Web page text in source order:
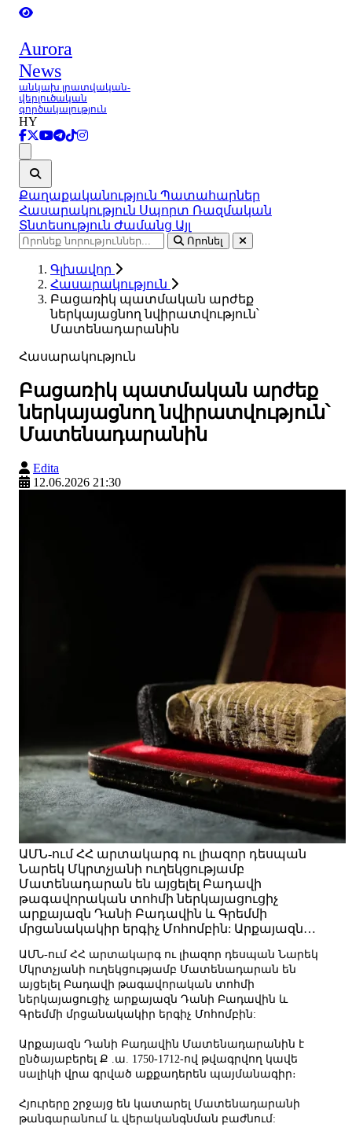
Aurora
News
անկախ լրատվական-
վերլուծական
գործակալություն
HY
Քաղաքականություն Պատահարներ
Հասարակություն Սպորտ Ռազմական
Տնտեսություն Ժամանց Այլ
Որոնել
Գլխավոր
Հասարակություն
Բացառիկ պատմական արժեք
ներկայացնող նվիրատվություն՝
Մատենադարանին
Հասարակություն
Բացառիկ պատմական արժեք
ներկայացնող նվիրատվություն՝
Մատենադարանին
Edita
12.06.2026 21:30
ԱՄՆ-ում ՀՀ արտակարգ ու լիազոր դեսպան
Նարեկ Մկրտչյանի ուղեկցությամբ
Մատենադարան են այցելել Բադավի
թագավորական տոհմի ներկայացուցիչ
արքայազն Դանի Բադավին և Գրեմմի
մրցանակակիր երգիչ Մոհոմբին: Արքայազն…
ԱՄՆ-ում ՀՀ արտակարգ ու լիազոր դեսպան Նարեկ
Մկրտչյանի ուղեկցությամբ Մատենադարան են
այցելել Բադավի թագավորական տոհմի
ներկայացուցիչ արքայազն Դանի Բադավին և
Գրեմմի մրցանակակիր երգիչ Մոհոմբին:
Արքայազն Դանի Բադավին Մատենադարանին է
ընծայաբերել Ք .ա. 1750-1712-ով թվագրվող կավե
սալիկի վրա գրված աքքադերեն պայմանագիր։
Հյուրերը շրջայց են կատարել Մատենադարանի
թանգարանում և վերականգնման բաժնում: